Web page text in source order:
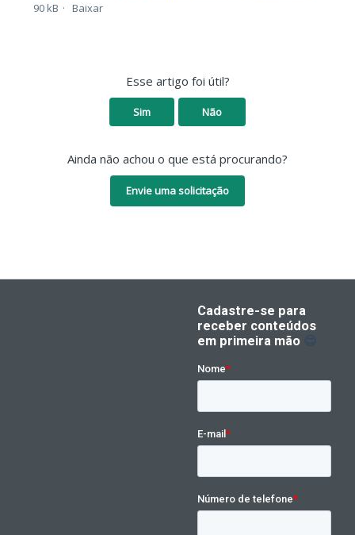
90 kB Baixar
Esse artigo foi útil?
Sim Não
Ainda não achou o que está procurando?
Envie uma solicitação